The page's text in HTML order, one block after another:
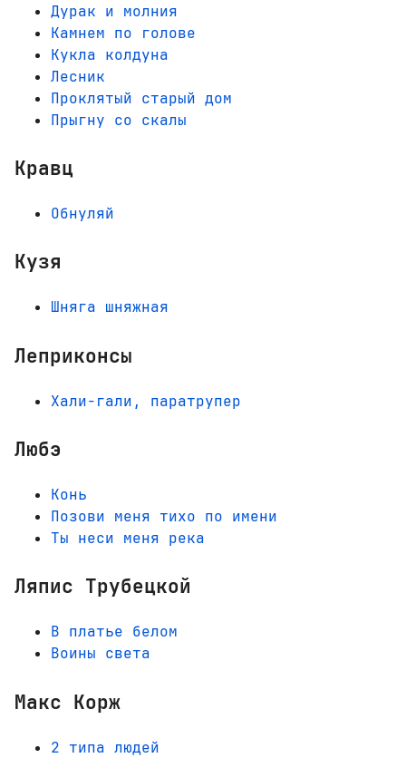
Дурак и молния
Камнем по голове
Кукла колдуна
Лесник
Проклятый старый дом
Прыгну со скалы
Кравц
Обнуляй
Кузя
Шняга шняжная
Леприконсы
Хали-гали, паратрупер
Любэ
Конь
Позови меня тихо по имени
Ты неси меня река
Ляпис Трубецкой
В платье белом
Воины света
Макс Корж
2 типа людей